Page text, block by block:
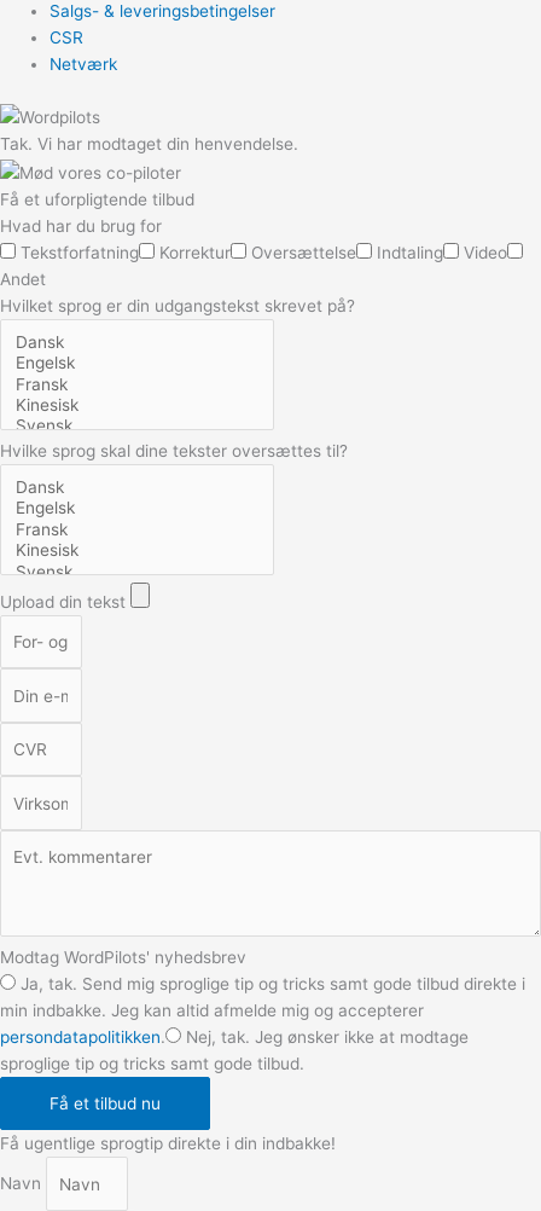
Salgs- & leveringsbetingelser
CSR
Netværk
Tak. Vi har modtaget din henvendelse.
Få et uforpligtende tilbud
Hvad har du brug for
Tekstforfatning
Korrektur Oversættelse Indtaling
Video
Andet
Hvilket sprog er din udgangstekst skrevet på?
Hvilke sprog skal dine tekster oversættes til?
Upload din tekst
Modtag WordPilots' nyhedsbrev
Ja, tak. Send mig sproglige tip og tricks samt gode tilbud direkte i
min indbakke. Jeg kan altid afmelde mig og accepterer
persondatapolitikken.
Nej, tak. Jeg ønsker ikke at modtage
sproglige tip og tricks samt gode tilbud.
Få et tilbud nu
Få ugentlige sprogtip direkte i din indbakke!
Navn